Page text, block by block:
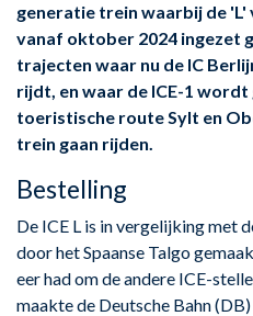
generatie trein waarbij de
vanaf oktober 2024 ingezet
trajecten waar nu de IC
rijdt, en waar de ICE-1
toeristische route Sylt en
trein gaan rijden.
Bestelling
De ICE L is in vergelijking met
door het Spaanse Talgo
eer had om de andere ICE-
maakte de Deutsche Bahn